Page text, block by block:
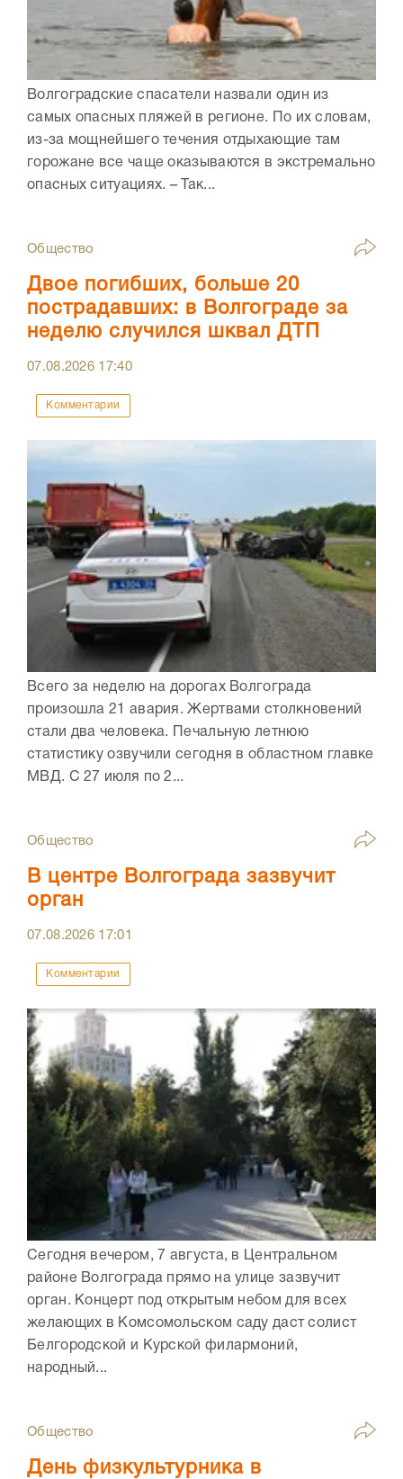
Волгоградские спасатели назвали один из
самых опасных пляжей в регионе. По их словам,
из-за мощнейшего течения отдыхающие там
горожане все чаще оказываются в экстремально
опасных ситуациях. – Так...
Общество
Двое погибших, больше 20
пострадавших: в Волгограде за
неделю случился шквал ДТП
07.08.2026 17:40
Комментарии
Всего за неделю на дорогах Волгограда
произошла 21 авария. Жертвами столкновений
стали два человека. Печальную летнюю
статистику озвучили сегодня в областном главке
МВД. С 27 июля по 2...
Общество
В центре Волгограда зазвучит
орган
07.08.2026 17:01
Комментарии
Сегодня вечером, 7 августа, в Центральном
районе Волгограда прямо на улице зазвучит
орган. Концерт под открытым небом для всех
желающих в Комсомольском саду даст солист
Белгородской и Курской филармоний,
народный...
Общество
День физкультурника в